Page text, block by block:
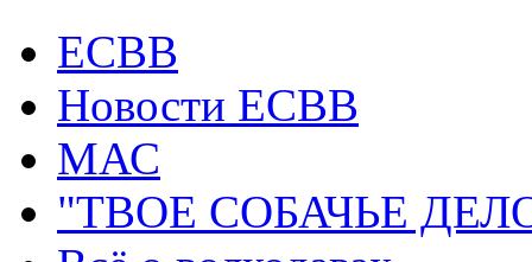
ECВB
Новости ЕСВВ
МАС
"ТВОЕ СОБАЧЬЕ